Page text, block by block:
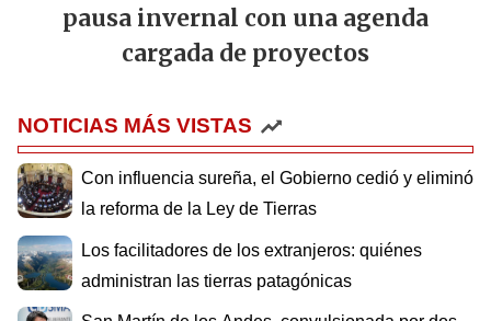
pausa invernal con una agenda
cargada de proyectos
NOTICIAS MÁS VISTAS
Con influencia sureña, el Gobierno cedió y eliminó
la reforma de la Ley de Tierras
Los facilitadores de los extranjeros: quiénes
administran las tierras patagónicas